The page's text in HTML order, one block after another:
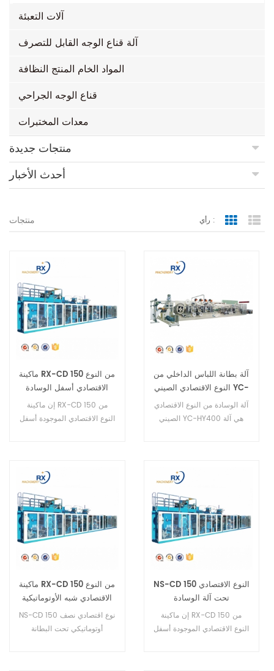
آلات التعبئة
آلة قناع الوجه القابل للتصرف
المواد الخام المنتج النظافة
قناع الوجه الجراحي
معدات المختبرات
منتجات جديدة
أحدث الأخبار
منتجات رأي : Grid View
ماكينة RX-CD 150 من النوع
الاقتصادي أسفل الوسادة
إن ماكينة RX-CD 150 من
النوع الاقتصادي الموجودة أسفل
آلة بطانة اللباس الداخلي من
النوع الاقتصادي الصيني YC-
HY400
آلة الوسادة من النوع الاقتصادي
الصيني YC-HY400 هي آلة
ماكينة RX-CD 150 من النوع
الاقتصادي شبه الأوتوماتيكية
أسفل الوسادةNS-CD 150 نوع اقتصادي نصف
أوتوماتيكي تحت البطانة
NS-CD 150 النوع الاقتصادي
تحت آلة الوسادة
إن ماكينة RX-CD 150 من
النوع الاقتصادي الموجودة أسفل